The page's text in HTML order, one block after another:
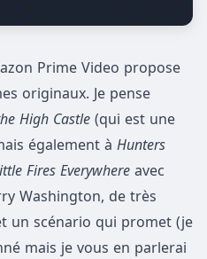
Prime Video propose
originaux. Je pense
High Castle (qui est une
également à Hunters
Fires Everywhere avec
Washington, de très
un scénario qui promet (je
mais je vous en parlerai